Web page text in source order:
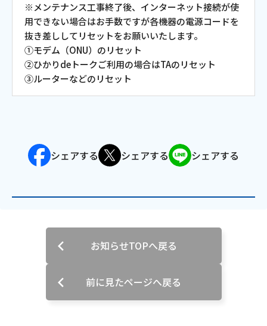
パンフレット・チラシ
会社案内
ウェブサイトのご利用について
安全・安心ガイド
放送番組審議会議事録
情報セキュリティ基本方針
※メンテナンス工事終了後、インターネット接続が使
用できない場合はお手数ですが各機器の電源コードを
抜き差ししてリセットをお願いいたします。
①モデム（ONU）のリセット
②ひかりdeトークご利用の場合はTAのリセット
③ルーターなどのリセット
シェアする シェアする シェアする
お知らせTOPへ戻る
前に見たページへ戻る